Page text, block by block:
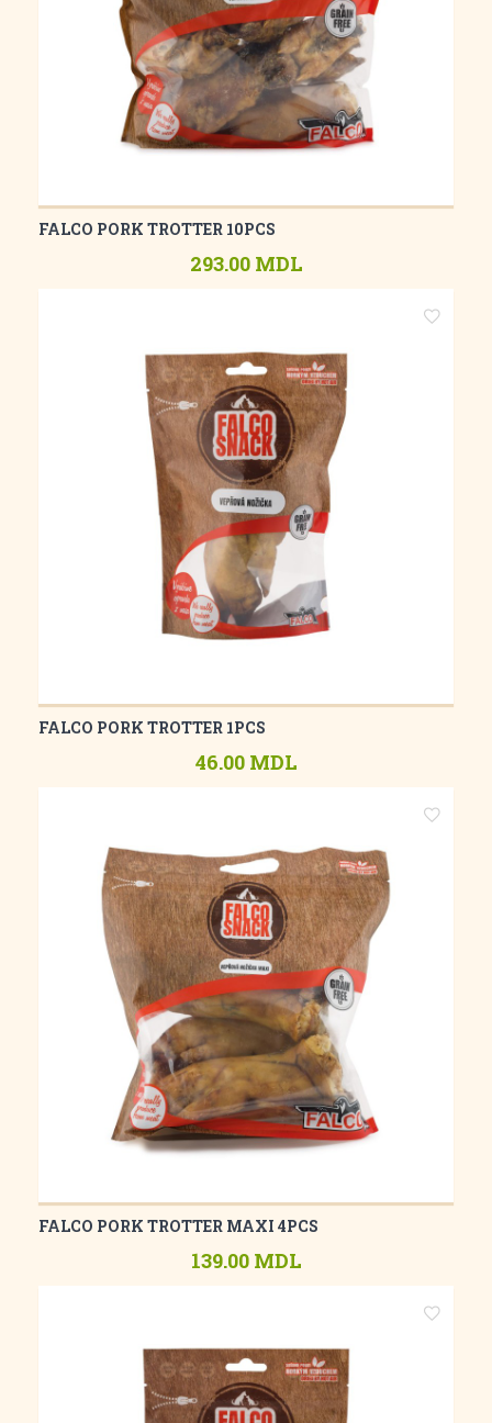
FALCO PORK TROTTER 10PCS
293.00 MDL
FALCO PORK TROTTER 1PCS
46.00 MDL
FALCO PORK TROTTER MAXI 4PCS
139.00 MDL